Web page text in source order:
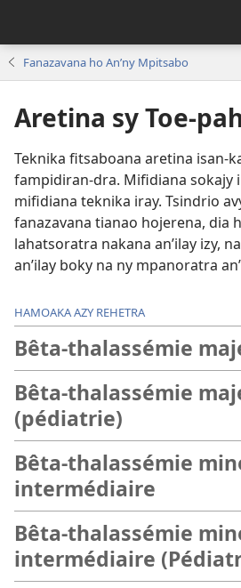
Fanazavana ho An’ny Mpitsabo
Aretina sy Toe-
Teknika fitsaboana aretina isan-
fampidiran-dra. Mifidiana sokajy
mifidiana teknika iray. Tsindrio
fanazavana tianao hojerena, dia
lahatsoratra nakana an’ilay izy,
an’ilay boky na ny mpanoratra
HAMOAKA AZY REHETRA
Bêta-thalassémie
Bêta-thalassémie
(pédiatrie)
Bêta-thalassémie
intermédiaire
Bêta-thalassémie
intermédiaire